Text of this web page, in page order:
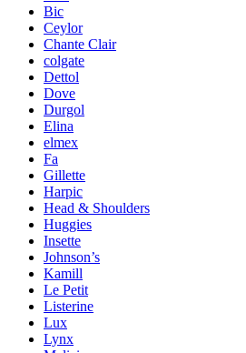
Bic
Ceylor
Chante Clair
colgate
Dettol
Dove
Durgol
Elina
elmex
Fa
Gillette
Harpic
Head & Shoulders
Huggies
Insette
Johnson’s
Kamill
Le Petit
Listerine
Lux
Lynx